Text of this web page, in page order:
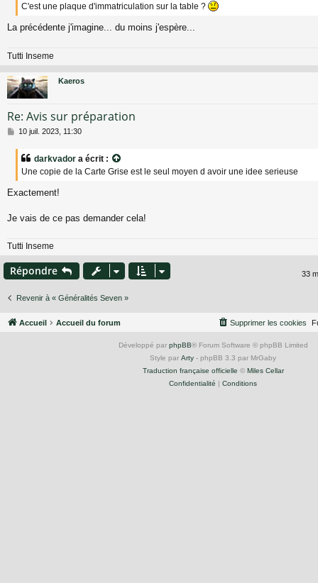
e
C'est une plaque d'immatriculation sur la table ?
La précédente j'imagine... du moins j'espère...
Tutti Inseme
Kaeros
Re: Avis sur préparation
M
e
10 juil. 2023, 11:30
darkvador a écrit :
Une copie de la Carte Grise est le seul moyen d avoir une idee serieuse
Exactement!
Je vais de ce pas demander cela!
Tutti Inseme
Répondre 33
Revenir à « Généralités Seven »
Accueil Accueil du forum Supprimer les cookies
Développé par phpBB® Forum Software © phpBB Limited
Style par Arty - phpBB 3.3 par MrGaby
Traduction française officielle © Miles Cellar
Confidentialité | Conditions